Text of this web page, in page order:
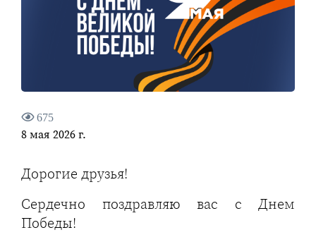
675
8 мая 2026 г.
Дорогие друзья!
Сердечно поздравляю вас с Днем
Победы!